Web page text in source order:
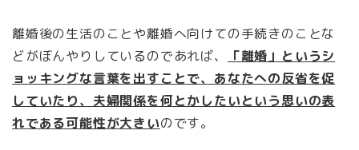
離婚後の生活のことや離婚へ向けての手続きのことな
どがぼんやりしているのであれば、
「離婚」というシ
ョッキングな言葉を出すことで、あなたへの反省を促
していたり、夫婦関係を何とかしたいという思いの表
れである可能性が大きいのです。